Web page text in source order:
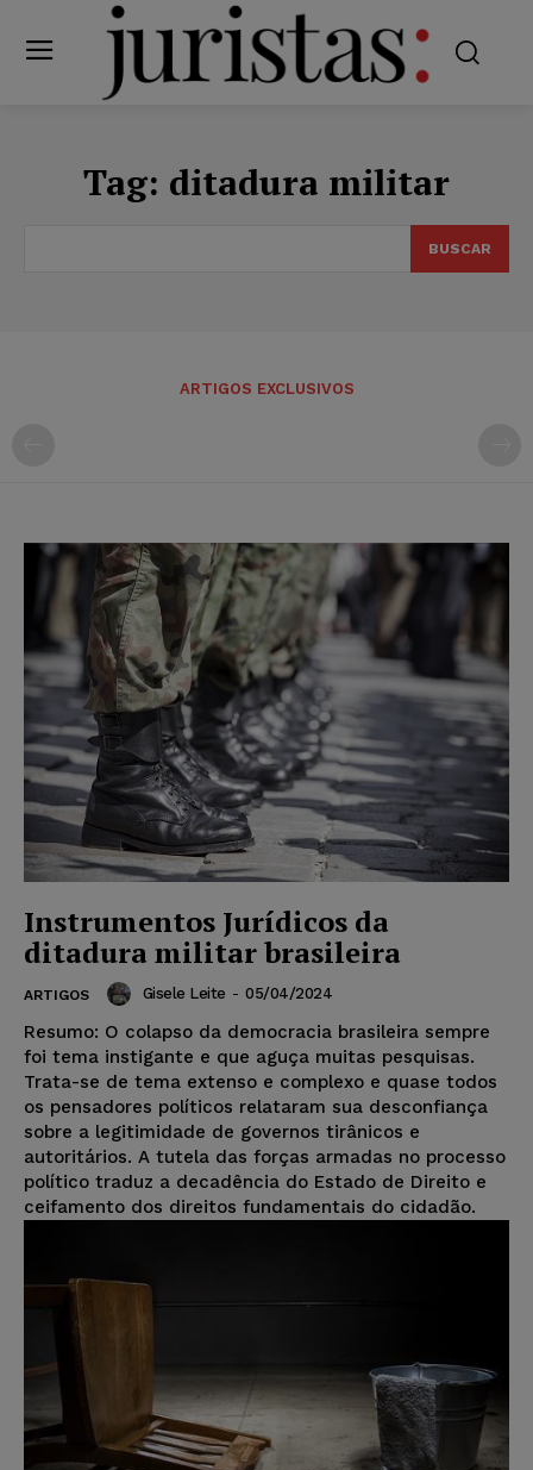
Tag: ditadura militar
BUSCAR
ARTIGOS EXCLUSIVOS
Instrumentos Jurídicos da
ditadura militar brasileira
ARTIGOS Gisele Leite - 05/04/2024
Resumo: O colapso da democracia brasileira sempre
foi tema instigante e que aguça muitas pesquisas.
Trata-se de tema extenso e complexo e quase todos
os pensadores políticos relataram sua desconfiança
sobre a legitimidade de governos tirânicos e
autoritários. A tutela das forças armadas no processo
político traduz a decadência do Estado de Direito e
ceifamento dos direitos fundamentais do cidadão.